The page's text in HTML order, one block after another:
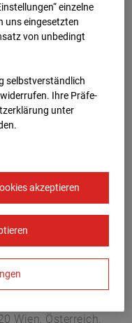
Wien, Österreich,
einzelne
uns eingesetzten
von unbedingt
selbstverständlich
Ihre Prä­fe­
unter
akzeptieren